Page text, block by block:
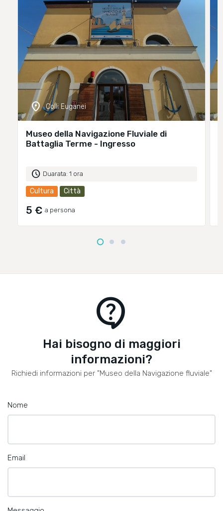
location_on Colli Euganei
Museo della Navigazione Fluviale di
Battaglia Terme - Ingresso
schedule Duarata: 1 ora
Cultura Città
5 € a persona
contact_support
Hai bisogno di maggiori
informazioni?
Richiedi informazioni per "Museo della Navigazione fluviale"
Nome
Email